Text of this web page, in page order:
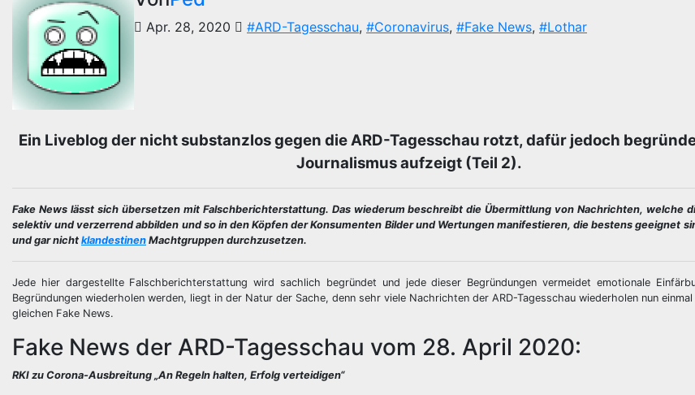
Apr. 28, 2020 #ARD-Tagesschau, #Coronavirus, #Fake News, #Lothar
Ein Liveblog der nicht substanzlos gegen die ARD-Tagesschau rotzt, dafür jedoch
Journalismus aufzeigt (Teil 2).
Fake News lässt sich übersetzen mit Falschberichterstattung. Das wiederum beschreibt die Übermittlung von Nachrichten, welche
selektiv und verzerrend abbilden und so in den Köpfen der Konsumenten Bilder und Wertungen manifestieren, die bestens geeignet
und gar nicht klandestinen Machtgruppen durchzusetzen.
Jede hier dargestellte Falschberichterstattung wird sachlich begründet und jede dieser Begründungen vermeidet emotionale
Begründungen wiederholen werden, liegt in der Natur der Sache, denn sehr viele Nachrichten der ARD-Tagesschau wiederholen nun
gleichen Fake News.
Fake News der ARD-Tagesschau vom 28. April 2020:
RKI zu Corona-Ausbreitung „An Regeln halten, Erfolg verteidigen“